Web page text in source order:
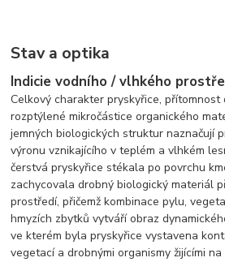
Stav a optika
Indicie vodního / vlhkého
Celkový charakter pryskyřice, přítomnost
rozptýlené mikročástice organického
jemných biologických struktur naznačují
výronu vznikajícího v teplém a vlhkém
čerstvá pryskyřice stékala po povrchu
zachycovala drobný biologický materiál
prostředí, přičemž kombinace pylu,
hmyzích zbytků vytváří obraz
ve kterém byla pryskyřice vystavena
vegetací a drobnými organismy žijícími